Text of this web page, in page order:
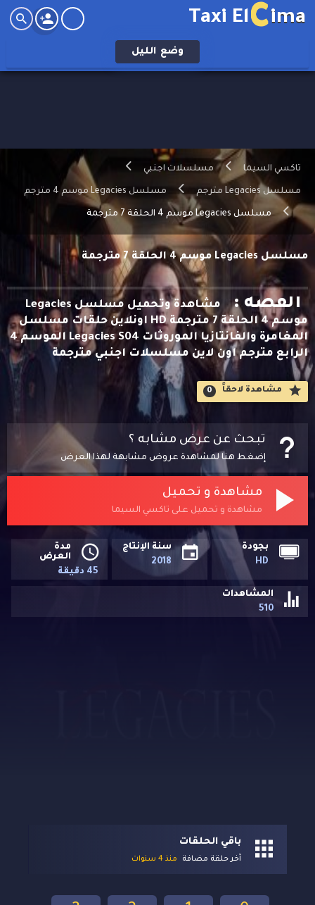
Taxi ElCima
وضع الليل
تاكسي السيما مسلسلات اجنبي
مسلسل Legacies مترجم مسلسل Legacies موسم 4 مترجم
مسلسل Legacies موسم 4 الحلقة 7 مترجمة
مسلسل Legacies موسم 4 الحلقة 7 مترجمة
القصه :
مشاهدة وتحميل مسلسل Legacies
موسم 4 الحلقة 7 مترجمة HD اونلاين حلقات مسلسل
المغامرة والفانتازيا الموروثات Legacies S04 الموسم 4
الرابع مترجم اون لاين مسلسلات اجنبي مترجمة
مشاهدة لاحقاََ 0
تبحث عن عرض مشابه ؟
إضغط هنا لمشاهدة عروض مشابهة لهذا العرض
مشاهدة و تحميل
مشاهدة و تحميل على تاكسي السيما
بجودة
HD
سنة الإنتاج
2018
مدة
العرض
45 دقيقة
المشاهدات
510
باقي الحلقات
آخر حلقة مضافة منذ 4 سنوات